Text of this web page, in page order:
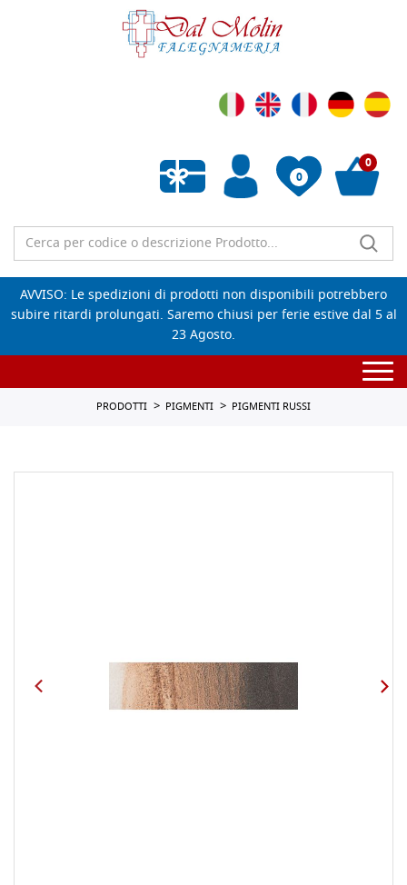
0
Wishlist vuota
0
AVVISO: Le spedizioni di prodotti non disponibili potrebbero
subire ritardi prolungati. Saremo chiusi per ferie estive dal 5 al
23 Agosto.
PRODOTTI PIGMENTI PIGMENTI RUSSI